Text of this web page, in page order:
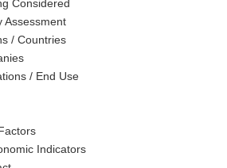
Considered
Assessment
/ Countries
/ End Use
Indicators